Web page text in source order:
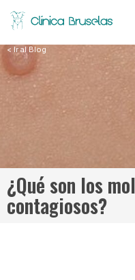
< Ir al Blog
¿Qué son los
contagiosos?